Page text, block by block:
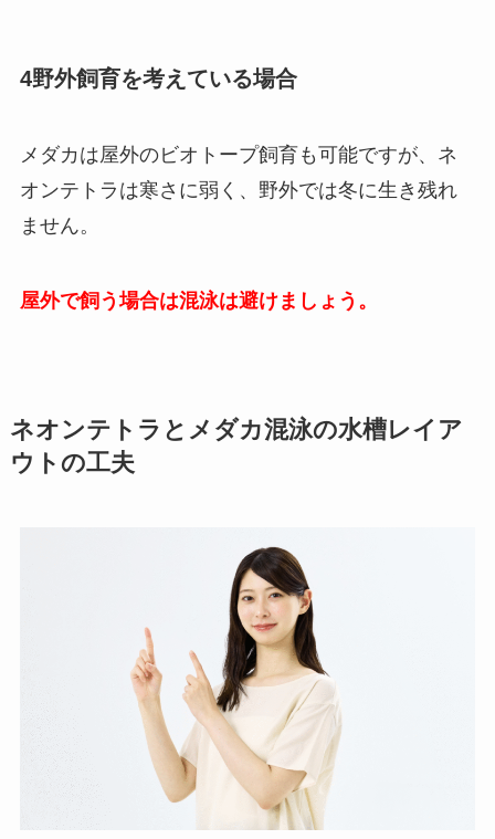
4野外飼育を考えている場合
メダカは屋外のビオトープ飼育も可能ですが、ネ
オンテトラは寒さに弱く、野外では冬に生き残れ
ません。
屋外で飼う場合は混泳は避けましょう。
ネオンテトラとメダカ混泳の水槽レイア
ウトの工夫